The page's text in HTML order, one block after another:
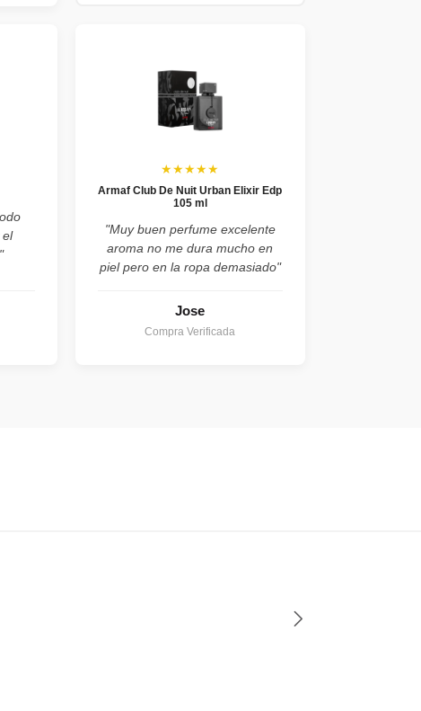
el
★★★★★
Armaf Club De Nuit Urban Elixir Edp
105 ml
"Muy buen perfume excelente
aroma no me dura mucho en
piel pero en la ropa demasiado"
Jose
Compra Verificada